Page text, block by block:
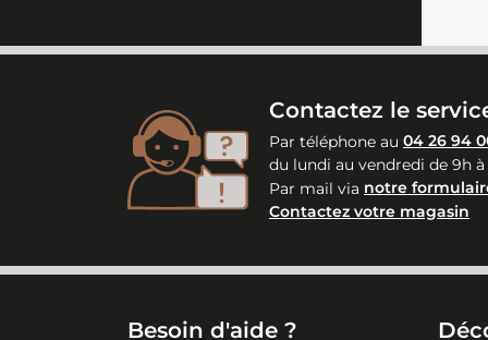
Contactez le
Par téléphone au 04 26 94
du lundi au vendredi de 9h à
Par mail via notre
Contactez votre magasin
Besoin d'aide ?